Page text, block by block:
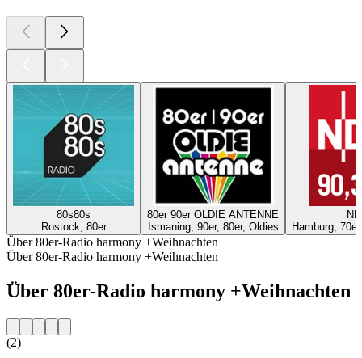
80s80s
Rostock, 80er
80er 90er OLDIE ANTENNE
Ismaning, 90er, 80er, Oldies
Hamburg,
Über 80er-Radio harmony +Weihnachten
Über 80er-Radio harmony +Weihnachten
Über 80er-Radio harmony +Weihnachten
(2)